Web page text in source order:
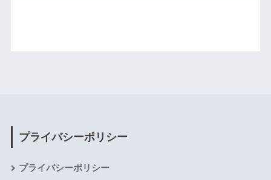
プライバシーポリシー
プライバシーポリシー